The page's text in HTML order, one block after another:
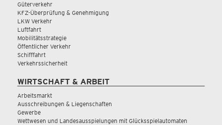
Güterverkehr
KFZ-Überprüfung & Genehmigung
LKW Verkehr
Luftfahrt
Mobilitätsstrategie
Öffentlicher Verkehr
Schifffahrt
Verkehrssicherheit
WIRTSCHAFT & ARBEIT
Arbeitsmarkt
Ausschreibungen & Liegenschaften
Gewerbe
Wettwesen und Landesausspielungen mit Glücksspielautomaten